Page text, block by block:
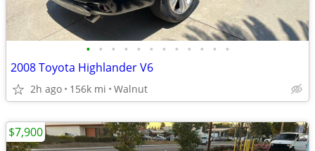
• • • • • • • • • • • •
2008 Toyota Highlander V6
2h ago 156k mi Walnut
$7,900